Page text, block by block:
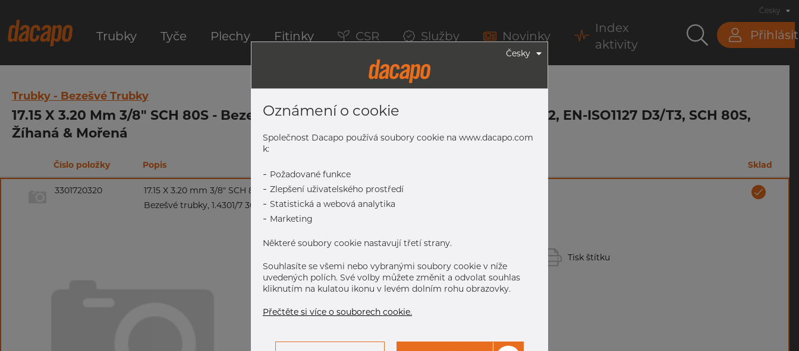
Trubky Tyče Plechy Fitinky CSR Služby Novinky
Index
aktivity
Přihlásit
Česky
Trubky - Bezešvé Trubky
17.15 X 3.20 Mm 3/8" SCH 80S - Bezešvé Trubky, 1.4301/7 304/L, 10216-5 TC2,A-312, EN-ISO1127 D3/T3, SCH 80S,
Žíhaná & Mořená
Číslo položky Popis Sklad
3301720320
17.15 X 3.20 mm 3/8" SCH 80S
Bezešvé trubky, 1.4301/7 304/L, 10216-5 TC2,A-312, EN-ISO1127 D3/T3, SCH 80S, Žíhaná & mořená
Tisk štítku
Česky
Oznámení o cookie
Společnost Dacapo používá soubory cookie na www.dacapo.com
k:
- Požadované funkce
- Zlepšení uživatelského prostředí
- Statistická a webová analytika
- Marketing
Některé soubory cookie nastavují třetí strany.
Souhlasíte se všemi nebo vybranými soubory cookie v níže
uvedených polích. Své volby můžete změnit a odvolat souhlas
kliknutím na kulatou ikonu v levém dolním rohu obrazovky.
Přečtěte si více o souborech cookie.